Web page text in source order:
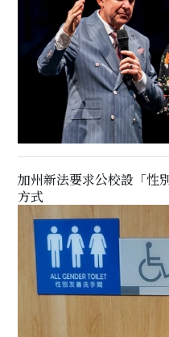
加州新法要求公校設「性
方式